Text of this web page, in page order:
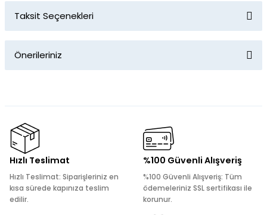
Taksit Seçenekleri
Önerileriniz
kullanarak tarafımıza iletebilirsiniz.
Görüş ve önerileriniz için teşekkür ederiz.
Ürün resmi kalitesiz, bozuk veya görüntülenemiyor.
Ürün bilgilerinde hatalar bulunuyor.
Ürün fiyatı diğer sitelerden daha pahalı.
Hızlı Teslimat
Hızlı Teslimat: Siparişleriniz en
kısa sürede kapınıza teslim
edilir.
%100 Güvenli Alışveriş
%100 Güvenli Alışveriş: Tüm
ödemeleriniz SSL sertifikası ile
korunur.